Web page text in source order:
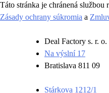
Táto stránka je chránená
Zásady ochrany súkromia a
Deal Factory s. r. o.
Na výslní 17
Bratislava 811 09
Stárkova 1212/1